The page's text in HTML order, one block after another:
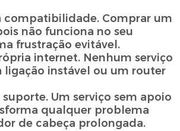
compatibilidade. Comprar um
não funciona no seu
frustração evitável.
internet. Nenhum serviço
ligação instável ou um router
suporte. Um serviço sem apoio
qualquer problema
de cabeça prolongada.